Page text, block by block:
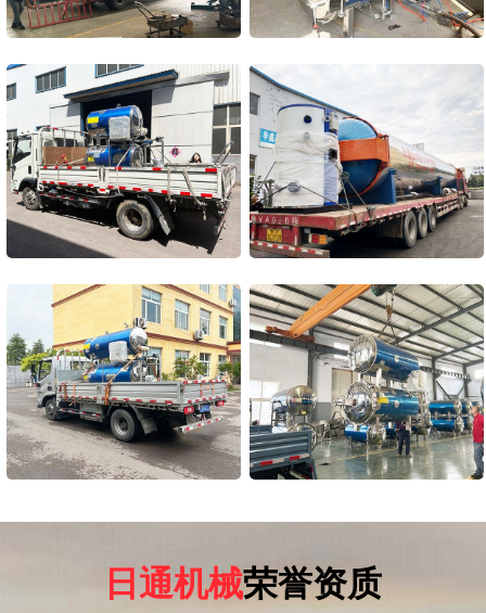
日通机械荣誉资质